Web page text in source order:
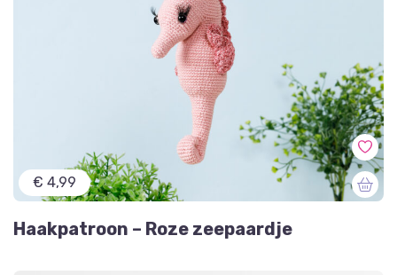
€ 4,99
Haakpatroon – Roze zeepaardje